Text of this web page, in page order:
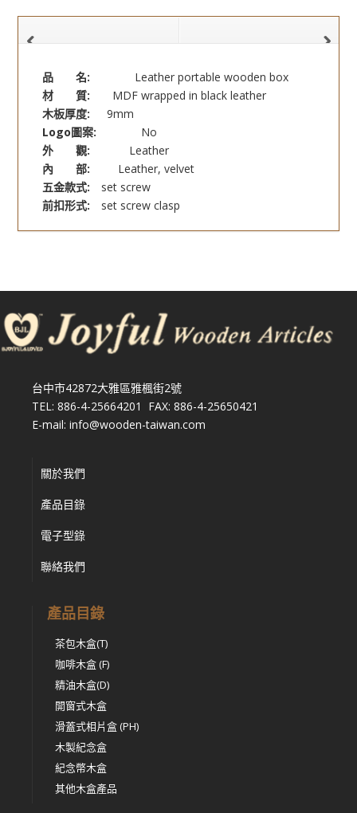
品 名: Leather portable wooden box
材 質: MDF wrapped in black leather
木板厚度: 9mm
Logo圖案: No
外 觀: Leather
內 部: Leather, velvet
五金款式: set screw
前扣形式: set screw clasp
台中市42872大雅區雅楓街2號
TEL: 886-4-25664201 FAX: 886-4-25650421
E-mail: info@wooden-taiwan.com
關於我們
產品目錄
電子型錄
聯絡我們
產品目錄
茶包木盒(T)
咖啡木盒 (F)
精油木盒(D)
開窗式木盒
滑蓋式相片盒 (PH)
木製紀念盒
紀念幣木盒
其他木盒產品